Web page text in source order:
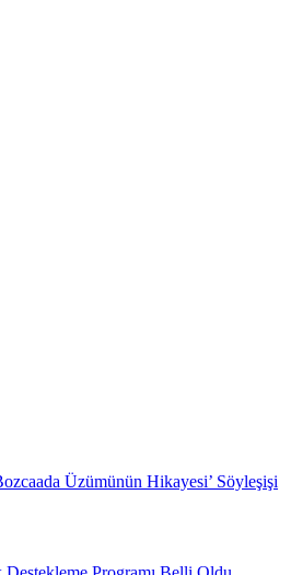
Üzümünün Hikayesi’ Söyleşişi